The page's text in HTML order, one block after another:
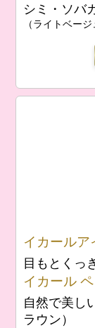
シミ・ソバ
（ライトベージ
イカールア
目もとくっ
イカール
自然で美し
ラウン）